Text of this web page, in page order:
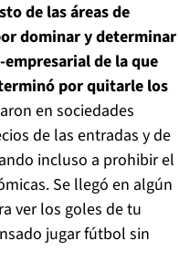
de las áreas de
dominar y determinar
de la que
por quitarle los
en sociedades
de las entradas y de
incluso a prohibir el
Se llegó en algún
ver los goles de tu
jugar fútbol sin